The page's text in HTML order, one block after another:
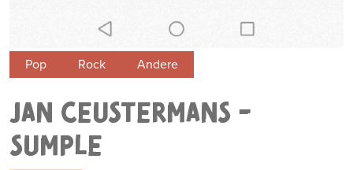
Pop Rock Andere
JAN CEUSTERMANS -
SUMPLE